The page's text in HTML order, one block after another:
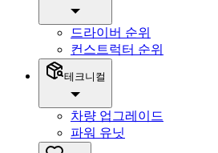
드라이버 순위
컨스트럭터 순위
테크니컬
차량 업그레이드
파워 유닛